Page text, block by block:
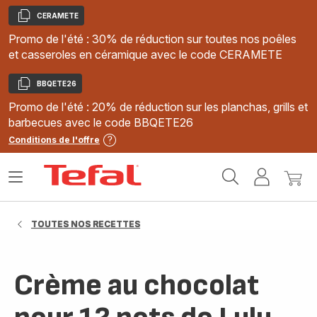
Copier
CERAMETE
Promo de l'été : 30% de réduction sur toutes nos poêles
et casseroles en céramique avec le code CERAMETE
Copier
BBQETE26
Promo de l'été : 20% de réduction sur les planchas, grills et
barbecues avec le code BBQETE26
Conditions de l'offre
MonMon
Ouvrir
TOUTES NOS RECETTES
Crème au chocolat